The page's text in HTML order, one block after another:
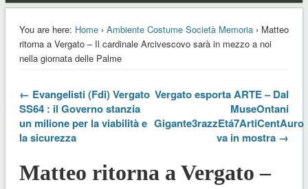
You are here: Home› Ambiente Costume Società Memoria› Matteo
ritorna a Vergato – Il cardinale Arcivescovo sarà in mezzo a noi
nella giornata delle Palme
← Evangelisti (Fdi) Vergato
SS64 : il Governo stanzia
un milione per la viabilità e
la sicurezza
Vergato esporta ARTE – Dal
MuseOntani
Gigante3razzEtá7ArtiCentAuro
va in mostra →
Matteo ritorna a Vergato –